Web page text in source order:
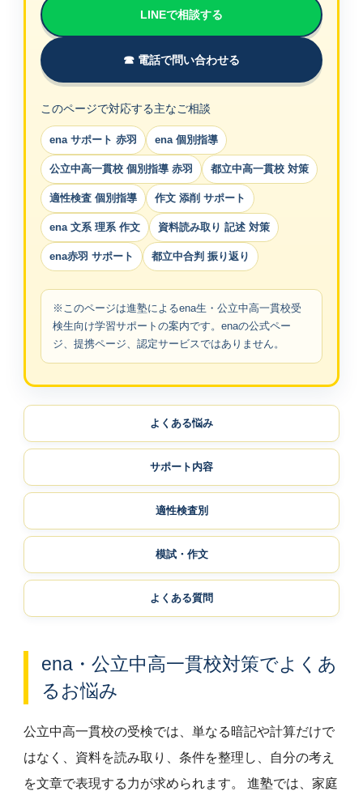
LINEで相談する
☎ 電話で問い合わせる
このページで対応する主なご相談
ena サポート 赤羽 ena 個別指導
公立中高一貫校 個別指導 赤羽 都立中高一貫校 対策
適性検査 個別指導 作文 添削 サポート
ena 文系 理系 作文 資料読み取り 記述 対策
ena赤羽 サポート 都立中合判 振り返り
※このページは進塾によるena生・公立中高一貫校受
検生向け学習サポートの案内です。enaの公式ペー
ジ、提携ページ、認定サービスではありません。
よくある悩み
サポート内容
適性検査別
模試・作文
よくある質問
ena・公立中高一貫校対策でよくあ
るお悩み
公立中高一貫校の受検では、単なる暗記や計算だけで
はなく、資料を読み取り、条件を整理し、自分の考え
を文章で表現する力が求められます。 進塾では、家庭